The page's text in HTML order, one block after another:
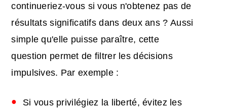
continueriez-vous si vous n'obtenez pas de
résultats significatifs dans deux ans ? Aussi
simple qu'elle puisse paraître, cette
question permet de filtrer les décisions
impulsives. Par exemple :
Si vous privilégiez la liberté, évitez les